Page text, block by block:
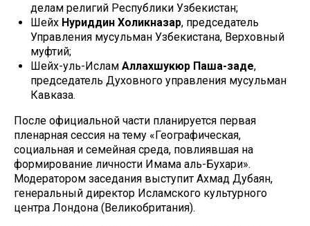
делам религий Республики Узбекистан;
Шейх Нуриддин Холикназар, председатель
Управления мусульман Узбекистана, Верховный
муфтий;
Шейх-уль-Ислам Аллахшукюр Паша-заде,
председатель Духовного управления мусульман
Кавказа.
После официальной части планируется первая
пленарная сессия на тему «Географическая,
социальная и семейная среда, повлиявшая на
формирование личности Имама аль-Бухари».
Модератором заседания выступит Ахмад Дубаян,
генеральный директор Исламского культурного
центра Лондона (Великобритания).